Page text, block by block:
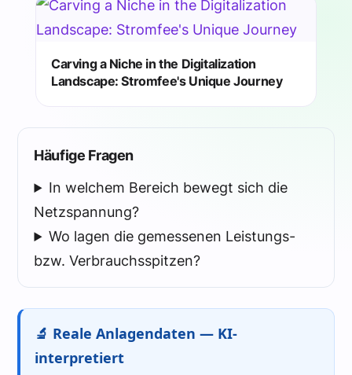
Carving a Niche in the Digitalization
Landscape: Stromfee's Unique Journey
Häufige Fragen
In welchem Bereich bewegt sich die
Netzspannung?
Wo lagen die gemessenen Leistungs-
bzw. Verbrauchsspitzen?
🔬 Reale Anlagendaten — KI-
interpretiert